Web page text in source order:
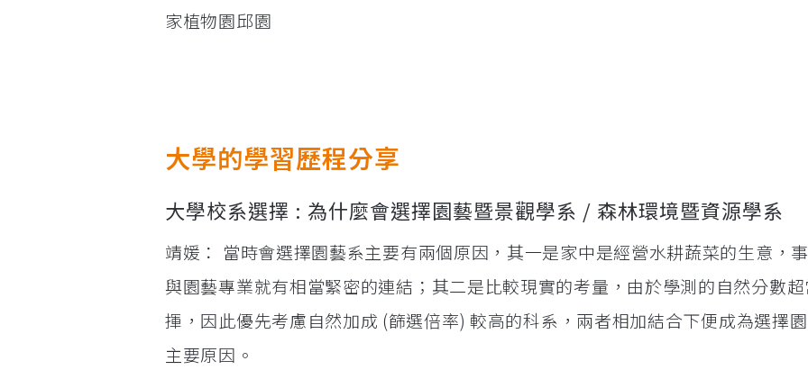
家植物園邱園
大學的學習歷程分享
大學校系選擇 : 為什麼會選擇園藝暨景觀學系 / 森林環境暨資源學系
靖媛： 當時會選擇園藝系主要有兩個原因，其一是家中是經營水耕蔬菜的生意，
與園藝專業就有相當緊密的連結；其二是比較現實的考量，由於學測的自然分數
揮，因此優先考慮自然加成 (篩選倍率) 較高的科系，兩者相加結合下便成為選擇
主要原因。